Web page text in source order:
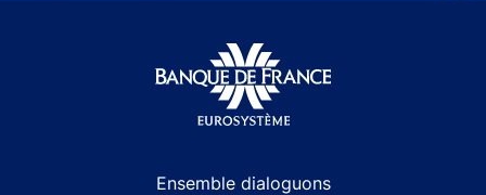
Ensemble dialoguons